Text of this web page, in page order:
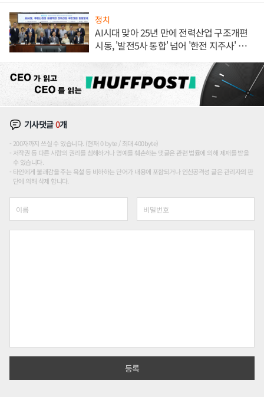
정치
AI시대 맞아 25년 만에 전력산업 구조개편
시동, '발전5사 통합' 넘어 '한전 지주사' 재편
기사댓글0개
200자까지 쓰실 수 있습니다. (현재 0 byte / 최대 400byte)
저작권 등 다른 사람의 권리를 침해하거나 명예를 훼손하는 댓글은 관련 법률에 의해 제재를 받을
수 있습니다.
타인에게 불쾌감을 주는 욕설 등 비하하는 단어가 내용에 포함되거나 인신공격성 글은 관리자의 판
단에 의해 삭제 합니다.